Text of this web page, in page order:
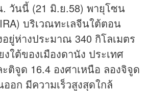
. วันนี้ (21 มิ.ย.58) พายุโซน
บริเวณทะเลจีนใต้ตอน
ยู่ห่างประมาณ 340 กิโลเมตร
ใต้ของเมืองดานัง ประเทศ
ติจูด 16.4 องศาเหนือ ลองจิจูด
อก มีความเร็วสูงสุดใกล้